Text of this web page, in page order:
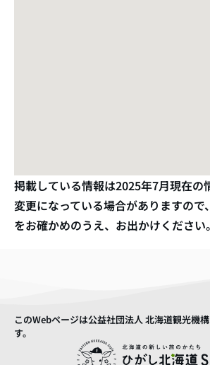
掲載している情報は2025年7月現在の
変更になっている場合がありますので
をお確かめのうえ、お出かけください。
このWebページは公益社団法人 北海道観光機
す。